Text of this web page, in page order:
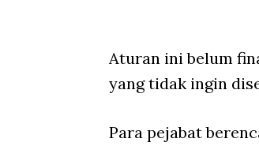
Aturan ini belum
yang tidak ingin
Para pejabat